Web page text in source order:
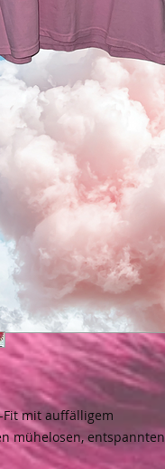
Fit mit auffälligem
mühelosen, entspannten